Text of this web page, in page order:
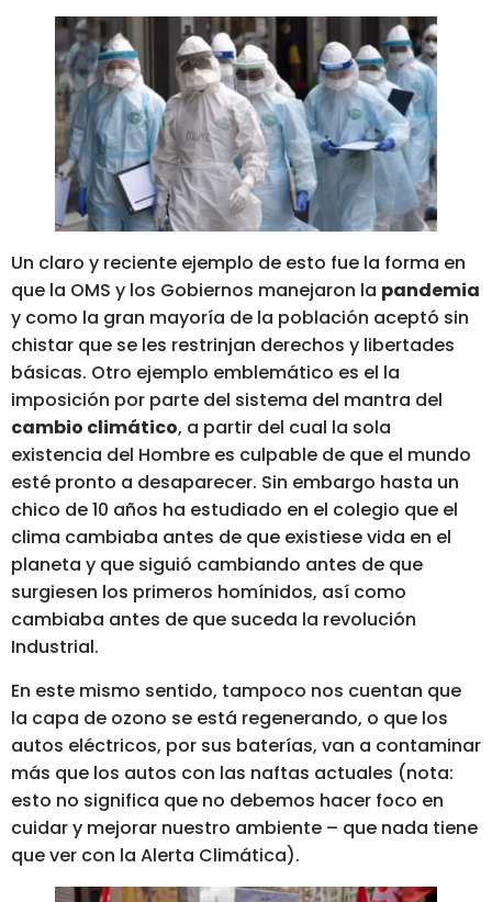
Un claro y reciente ejemplo de esto fue la forma en
que la OMS y los Gobiernos manejaron la pandemia
y como la gran mayoría de la población aceptó sin
chistar que se les restrinjan derechos y libertades
básicas. Otro ejemplo emblemático es el la
imposición por parte del sistema del mantra del
cambio climático, a partir del cual la sola
existencia del Hombre es culpable de que el mundo
esté pronto a desaparecer. Sin embargo hasta un
chico de 10 años ha estudiado en el colegio que el
clima cambiaba antes de que existiese vida en el
planeta y que siguió cambiando antes de que
surgiesen los primeros homínidos, así como
cambiaba antes de que suceda la revolución
Industrial.
En este mismo sentido, tampoco nos cuentan que
la capa de ozono se está regenerando, o que los
autos eléctricos, por sus baterías, van a contaminar
más que los autos con las naftas actuales (nota:
esto no significa que no debemos hacer foco en
cuidar y mejorar nuestro ambiente – que nada tiene
que ver con la Alerta Climática).